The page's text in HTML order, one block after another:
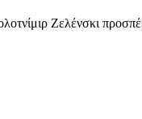
Ζελένσκι